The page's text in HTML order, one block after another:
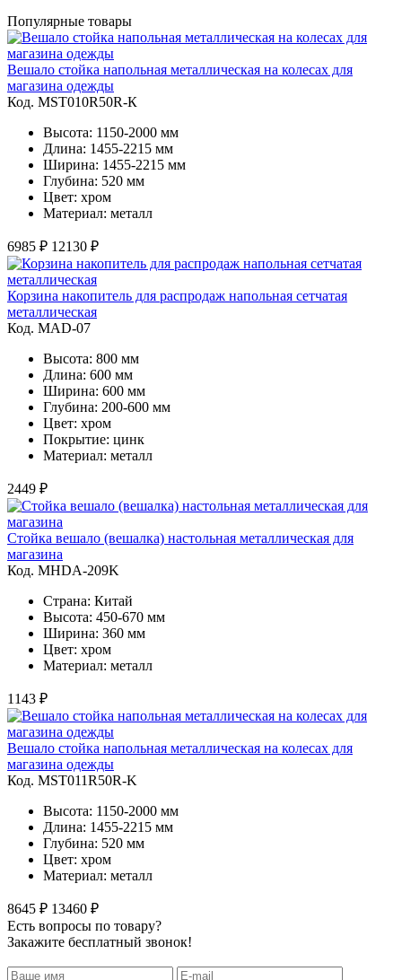
Популярные товары
Вешало стойка напольная металлическая на колесах для
магазина одежды
Код. MST010R50R-К
Высота: 1150-2000 мм
Длина: 1455-2215 мм
Ширина: 1455-2215 мм
Глубина: 520 мм
Цвет: хром
Материал: металл
6985 ₽ 12130 ₽
Корзина накопитель для распродаж напольная сетчатая
металлическая
Код. MAD-07
Высота: 800 мм
Длина: 600 мм
Ширина: 600 мм
Глубина: 200-600 мм
Цвет: хром
Покрытие: цинк
Материал: металл
2449 ₽
Стойка вешало (вешалка) настольная металлическая для
магазина
Код. MHDA-209K
Страна: Китай
Высота: 450-670 мм
Ширина: 360 мм
Цвет: хром
Материал: металл
1143 ₽
Вешало стойка напольная металлическая на колесах для
магазина одежды
Код. MST011R50R-K
Высота: 1150-2000 мм
Длина: 1455-2215 мм
Глубина: 520 мм
Цвет: хром
Материал: металл
8645 ₽ 13460 ₽
Есть вопросы по товару?
Закажите бесплатный звонок!